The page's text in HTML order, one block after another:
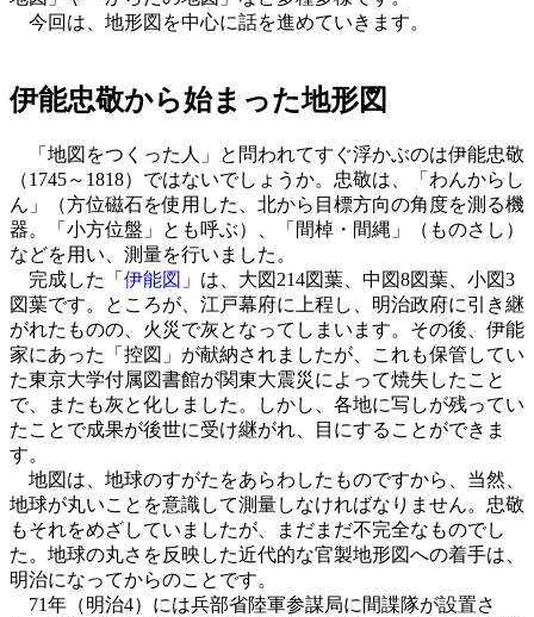
今回は、地形図を中心に話を進めていきます。
伊能忠敬から始まった地形図
「地図をつくった人」と問われてすぐ浮かぶのは伊能忠敬
（1745～1818）ではないでしょうか。忠敬は、「わんからし
ん」（方位磁石を使用した、北から目標方向の角度を測る機
器。「小方位盤」とも呼ぶ）、「間棹・間縄」（ものさし）
などを用い、測量を行いました。
完成した「 伊能図 」は、大図214図葉、中図8図葉、小図3
図葉です。ところが、江戸幕府に上程し、明治政府に引き継
がれたものの、火災で灰となってしまいます。その後、伊能
家にあった「控図」が献納されましたが、これも保管してい
た東京大学付属図書館が関東大震災によって焼失したこと
で、またも灰と化しました。しかし、各地に写しが残ってい
たことで成果が後世に受け継がれ、目にすることができま
す。
地図は、地球のすがたをあらわしたものですから、当然、
地球が丸いことを意識して測量しなければなりません。忠敬
もそれをめざしていましたが、まだまだ不完全なものでし
た。地球の丸さを反映した近代的な官製地形図への着手は、
明治になってからのことです。
71年（明治4）には兵部省陸軍参謀局に間諜隊が設置さ